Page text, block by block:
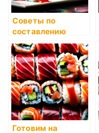
Советы по
составлению
рациона для
вегетарианцев
Готовим на